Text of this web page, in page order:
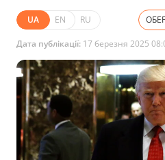
UA EN RU
Дата публікації: 17 березня 2025